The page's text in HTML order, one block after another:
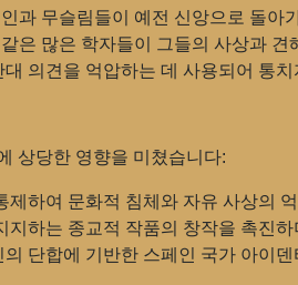
과 무슬림들이 예전 신앙으로 돌아
은 많은 학자들이 그들의 사상과
의견을 억압하는 데 사용되어 통
상당한 영향을 미쳤습니다:
제하여 문화적 침체와 자유 사상의
지하는 종교적 작품의 창작을 촉진
단합에 기반한 스페인 국가 아이